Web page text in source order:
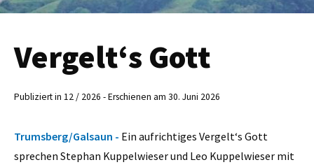
Vergelt‘s Gott
Publiziert in 12 / 2026 - Erschienen am 30. Juni 2026
Trumsberg/Galsaun - Ein aufrichtiges Vergelt‘s Gott
sprechen Stephan Kuppelwieser und Leo Kuppelwieser mit